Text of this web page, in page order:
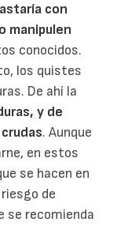
con
manipulen
conocidos.
los quistes
De ahí la
y de
. Aunque
en estos
se hacen en
de
se recomienda